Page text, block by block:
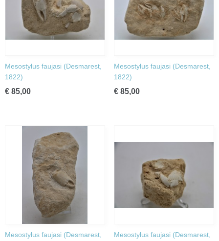
Mesostylus faujasi (Desmarest,
1822)
€ 85,00
Mesostylus faujasi (Desmarest,
1822)
€ 85,00
Mesostylus faujasi (Desmarest,
Mesostylus faujasi (Desmarest,